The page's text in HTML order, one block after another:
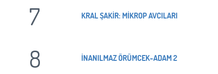
7 KRAL ŞAKİR: MİKROP AVCILARI
8 İNANILMAZ ÖRÜMCEK-ADAM 2